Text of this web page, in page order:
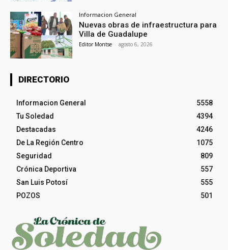
Informacion General
Nuevas obras de infraestructura para
Villa de Guadalupe
Editor Montse - agosto 6, 2026
DIRECTORIO
Informacion General
5558
Tu Soledad
4394
Destacadas
4246
De La Región Centro
1075
Seguridad
809
Crónica Deportiva
557
San Luis Potosí
555
POZOS
501